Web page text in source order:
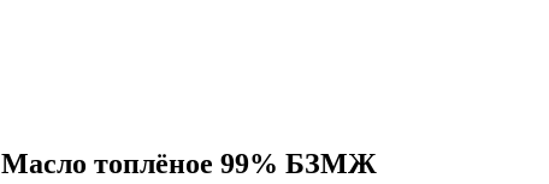
Масло топлёное 99% БЗМЖ